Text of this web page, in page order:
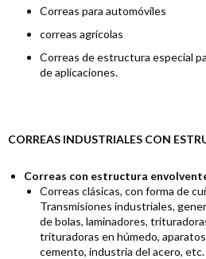
Correas para automóviles
correas agrícolas
Correas de estructura especial
de aplicaciones.
CORREAS INDUSTRIALES CON
Correas con estructura
Correas clásicas, con forma de
Transmisiones industriales,
de bolas, laminadores,
trituradoras en húmedo,
cemento, industria del acero, etc.